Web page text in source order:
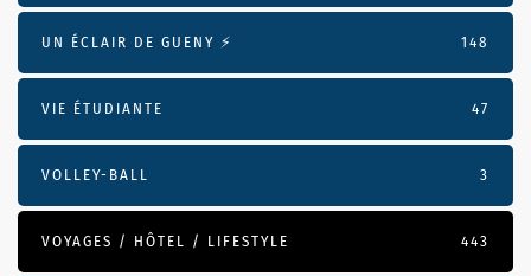
UN ÉCLAIR DE GUENY ⚡️ 148
VIE ÉTUDIANTE 47
VOLLEY-BALL 3
VOYAGES / HÔTEL / LIFESTYLE 443